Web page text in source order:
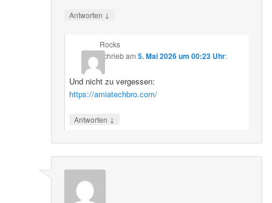
Antworten ↓
Rocks
schriebam 5. Mai 2026 um 00:23 Uhr:
Und nicht zu vergessen:
https://amiatechbro.com/
Antworten ↓